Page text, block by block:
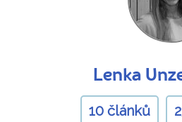
Lenka
10 článků